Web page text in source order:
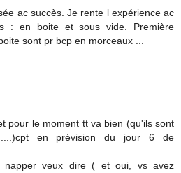
ac succès. Je rente l expérience ac
: en boite et sous vide. Première
sont pr bcp en morceaux ...
pour le moment tt va bien (qu'ils sont
en prévision du jour 6 de
napper veux dire ( et oui, vs avez